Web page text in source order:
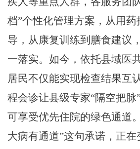
档”个性化管理方案，从用
导，从康复训练到膳食建议
一落实。如今，依托县域医
居民不仅能实现检查结果互
程会诊让县级专家“隔空把脉
可享受优先住院的绿色通道
大病有通道”这句承诺，正